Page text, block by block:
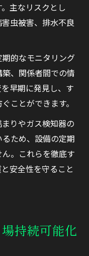
主なリスクとし
虫被害、排水不良
的なモニタリング
、関係者間での情
早期に発見し、す
ことができます。
りやガス検知器の
ため、設備の定期
。これらを徹底す
安全性を守ること
持続可能化